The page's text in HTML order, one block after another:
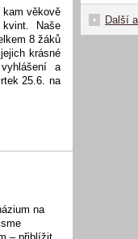
kam věkově
Naše
8 žáků
krásné
a
25.6. na
na
Další